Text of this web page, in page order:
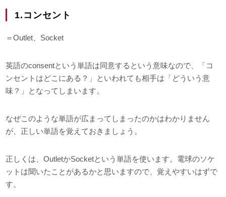
1.コンセント
＝Outlet、Socket
英語のconsentという単語は同意するという意味なので、「コ
ンセントはどこにある？」といわれても相手は「どういう意
味？」となってしまいます。
なぜこのような単語が広まってしまったのかはわかりません
が、正しい単語を覚えておきましょう。
正しくは、OutletかSocketという単語を使います。電球のソケ
ットは聞いたことがあるかと思いますので、覚えやすいはずで
す。